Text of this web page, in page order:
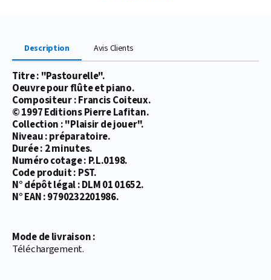
Description Avis Clients
Titre : "Pastourelle".
Oeuvre pour flûte et piano.
Compositeur : Francis Coiteux.
© 1997 Editions Pierre Lafitan.
Collection : "Plaisir de jouer".
Niveau : préparatoire.
Durée : 2 minutes.
Numéro cotage : P.L.0198.
Code produit : PST.
N° dépôt légal : DLM 01 01652.
N° EAN : 9790232201986.
Mode de livraison :
Téléchargement.